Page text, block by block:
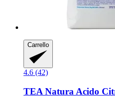
Carrello
4.6 (42)
TEA Natura Acido